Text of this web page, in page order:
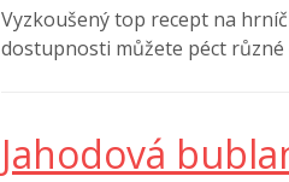
Vyzkoušený top recept na
dostupnosti můžete péct
Jahodová